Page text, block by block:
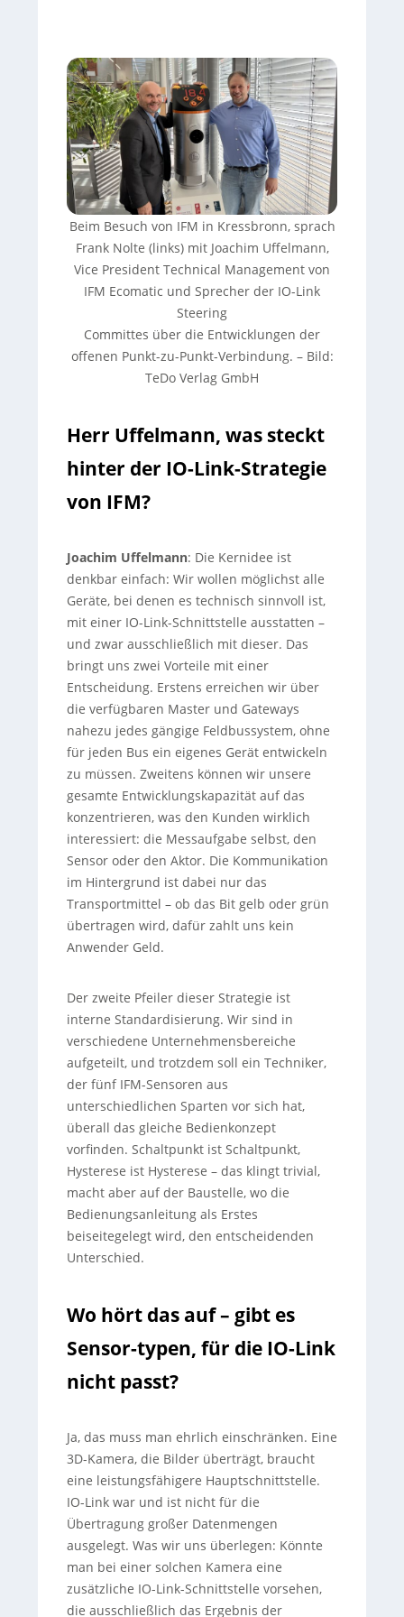
Beim Besuch von IFM in Kressbronn, sprach
Frank Nolte (links) mit Joachim Uffelmann,
Vice President Technical Management von
IFM Ecomatic und Sprecher der IO-Link
Steering
Committes über die Entwicklungen der
offenen Punkt-zu-Punkt-Verbindung. – Bild:
TeDo Verlag GmbH
Herr Uffelmann, was steckt
hinter der IO-Link-Strategie
von IFM?
Joachim Uffelmann: Die Kernidee ist
denkbar einfach: Wir wollen möglichst alle
Geräte, bei denen es technisch sinnvoll ist,
mit einer IO-Link-Schnittstelle ausstatten –
und zwar ausschließlich mit dieser. Das
bringt uns zwei Vorteile mit einer
Entscheidung. Erstens erreichen wir über
die verfügbaren Master und Gateways
nahezu jedes gängige Feldbussystem, ohne
für jeden Bus ein eigenes Gerät entwickeln
zu müssen. Zweitens können wir unsere
gesamte Entwicklungskapazität auf das
konzentrieren, was den Kunden wirklich
interessiert: die Messaufgabe selbst, den
Sensor oder den Aktor. Die Kommunikation
im Hintergrund ist dabei nur das
Transportmittel – ob das Bit gelb oder grün
übertragen wird, dafür zahlt uns kein
Anwender Geld.
Der zweite Pfeiler dieser Strategie ist
interne Standardisierung. Wir sind in
verschiedene Unternehmensbereiche
aufgeteilt, und trotzdem soll ein Techniker,
der fünf IFM-Sensoren aus
unterschiedlichen Sparten vor sich hat,
überall das gleiche Bedienkonzept
vorfinden. Schaltpunkt ist Schaltpunkt,
Hysterese ist Hysterese – das klingt trivial,
macht aber auf der Baustelle, wo die
Bedienungsanleitung als Erstes
beiseitegelegt wird, den entscheidenden
Unterschied.
Wo hört das auf – gibt es
Sensor-typen, für die IO-Link
nicht passt?
Ja, das muss man ehrlich einschränken. Eine
3D-Kamera, die Bilder überträgt, braucht
eine leistungsfähigere Hauptschnittstelle.
IO-Link war und ist nicht für die
Übertragung großer Datenmengen
ausgelegt. Was wir uns überlegen: Könnte
man bei einer solchen Kamera eine
zusätzliche IO-Link-Schnittstelle vorsehen,
die ausschließlich das Ergebnis der